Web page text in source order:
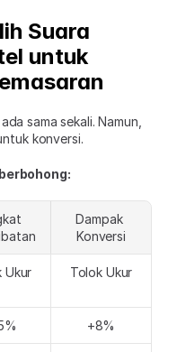
Suara
untuk
sama sekali. Namun,
konversi.
Dampak
Konversi
Ukur Tolok Ukur
+8%